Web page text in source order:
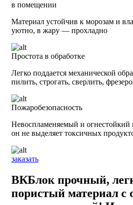
в помещении
Материал устойчив к морозам и
уютно, в жару — прохладно
Простота в обработке
Легко поддается механической
пилить, строгать, сверлить,
Пожаробезопасность
Невоспламеняемый и огнестойкий
он не выделяет токсичных
заказать
ВКБлок прочный,
пористый материал с